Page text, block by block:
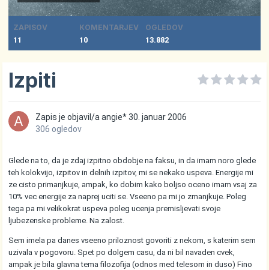
ZAPISOV
11
KOMENTARJEV
10
OGLEDOV
13.882
Izpiti
Zapis je objavil/aangie* 30. januar 2006
306 ogledov
Glede na to, da je zdaj izpitno obdobje na faksu, in da imam noro glede
teh kolokvijo, izpitov in delnih izpitov, mi se nekako uspeva. Energije mi
ze cisto primanjkuje, ampak, ko dobim kako boljso oceno imam vsaj za
10% vec energije za naprej uciti se. Vseeno pa mi jo zmanjkuje. Poleg
tega pa mi velikokrat uspeva poleg ucenja premisljevati svoje
ljubezenske probleme. Na zalost.
Sem imela pa danes vseeno priloznost govoriti z nekom, s katerim sem
uzivala v pogovoru. Spet po dolgem casu, da ni bil navaden cvek,
ampak je bila glavna tema filozofija (odnos med telesom in duso) Fino